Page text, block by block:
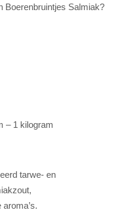
Boerenbruintjes Salmiak?
– 1 kilogram
tarwe- en